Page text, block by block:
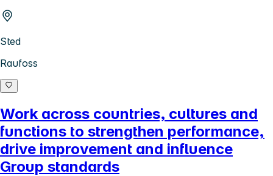
Sted
Raufoss
Work across countries, cultures and
functions to strengthen performance,
drive improvement and influence
Group standards